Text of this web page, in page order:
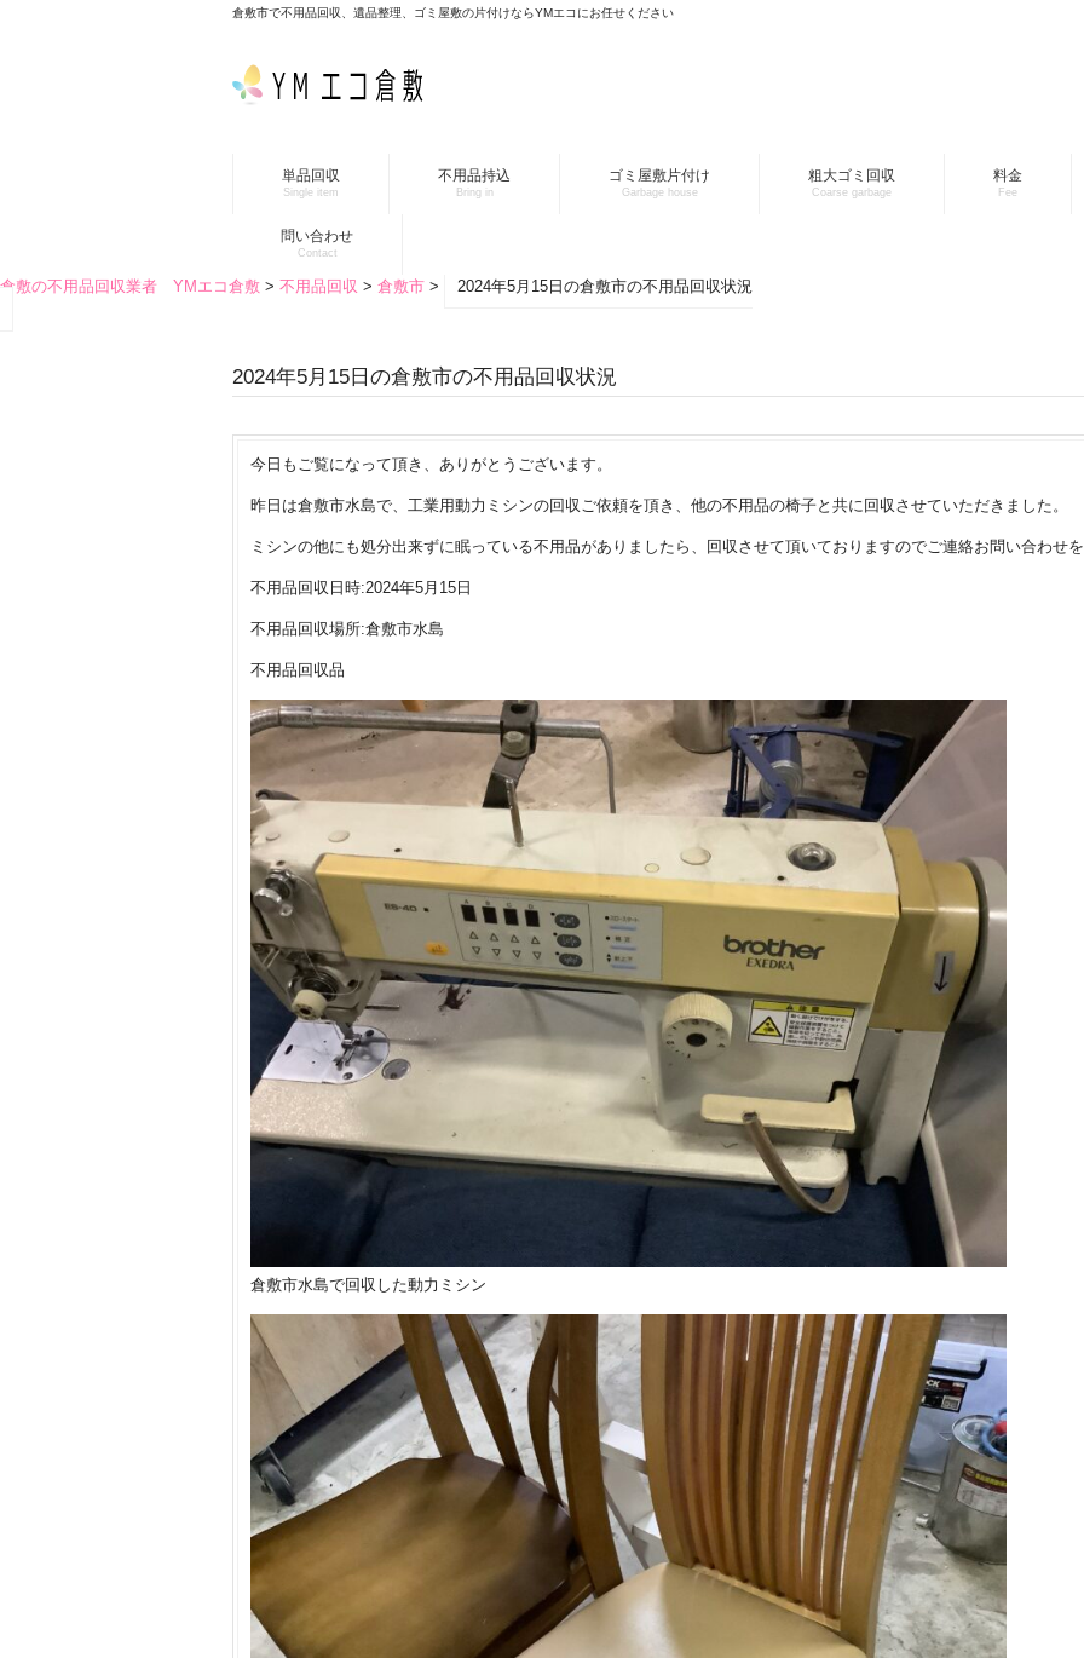
倉敷市で不用品回収、遺品整理、ゴミ屋敷の片付けならYMエコにお任せください
単品回収
Single item
不用品持込
Bring in
ゴミ屋敷片付け
Garbage house
粗大ゴミ回収
Coarse garbage
料金
Fee
問い合わせ
Contact
倉敷の不用品回収業者 YMエコ倉敷 > 不用品回収 > 倉敷市 > 2024年5月15日の倉敷市の不用品回収状況
2024年5月15日の倉敷市の不用品回収状況
今日もご覧になって頂き、ありがとうございます。
昨日は倉敷市水島で、工業用動力ミシンの回収ご依頼を頂き、他の不用品の椅子と共に回収させていただきました。
ミシンの他にも処分出来ずに眠っている不用品がありましたら、回収させて頂いておりますのでご連絡お問い合わせを
不用品回収日時:2024年5月15日
不用品回収場所:倉敷市水島
不用品回収品
倉敷市水島で回収した動力ミシン